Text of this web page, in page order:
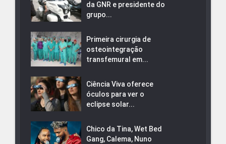
da GNR e presidente do
grupo...
Primeira cirurgia de
osteointegração
transfemural em...
Ciência Viva oferece
óculos para ver o
eclipse solar...
Chico da Tina, Wet Bed
Gang, Calema, Nuno